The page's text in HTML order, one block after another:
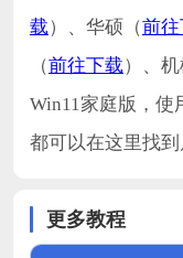
载）、华硕（前
（前往下载）、
Win11家庭版，使
都可以在这里找到
更多教程